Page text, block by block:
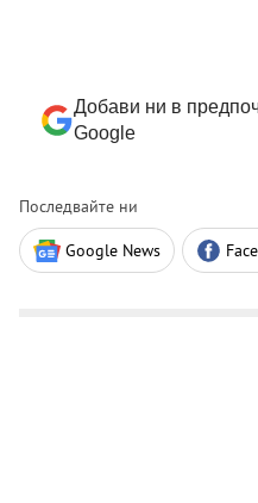
Добави ни в
Google
Последвайте ни
Google News